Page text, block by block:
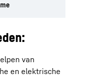
van
en elektrische